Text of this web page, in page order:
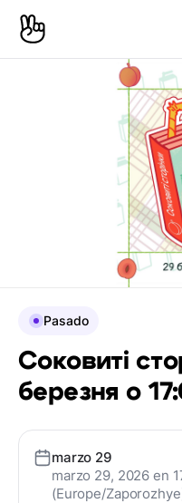
Pasado
Соковиті
березня о
marzo 29
marzo 29, 2026 en
(Europe/